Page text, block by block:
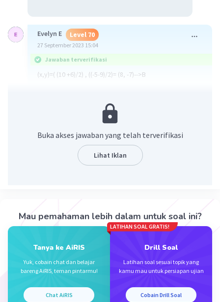
Evelyn E Level 70
27 September 2023 15:04
Jawaban terverifikasi
(x,y)=( (10 +6)/2) , ((-5-9)/2)= (8, -7)-->B
Buka akses jawaban yang telah terverifikasi
Lihat Iklan
Mau pemahaman lebih dalam untuk soal ini?
Tanya ke AiRIS
Yuk, cobain chat dan belajar
bareng AiRIS, teman pintarmu!
Chat AiRIS
LATIHAN SOAL GRATIS!
Drill Soal
Latihan soal sesuai topik yang
kamu mau untuk persiapan ujian
Cobain Drill Soal